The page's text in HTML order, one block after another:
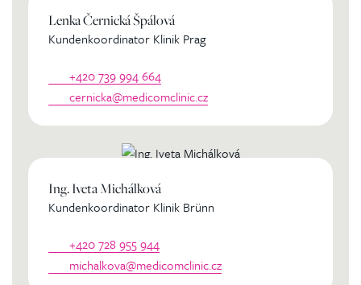
Lenka Černická Špálová
Kundenkoordinator Klinik Prag
+420 739 994 664
cernicka@medicomclinic.cz
Ing. Iveta Michálková
Kundenkoordinator Klinik Brünn
+420 728 955 944
michalkova@medicomclinic.cz